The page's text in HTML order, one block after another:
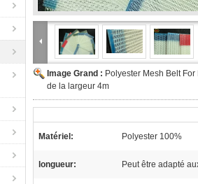
Image Grand : Polyester Mesh Belt
de la largeur 4m
Matériel: Polyester 100%
longueur: Peut être adapté